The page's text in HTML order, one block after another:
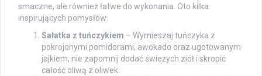
smaczne, ale również łatwe do wykonania. Oto kilka
inspirujących pomysłów:
Sałatka z tuńczykiem – Wymieszaj tuńczyka z
pokrojonymi pomidorami, awokado oraz ugotowanym
jajkiem, nie zapomnij dodać świeżych ziół i skropić
całość oliwą z oliwek.